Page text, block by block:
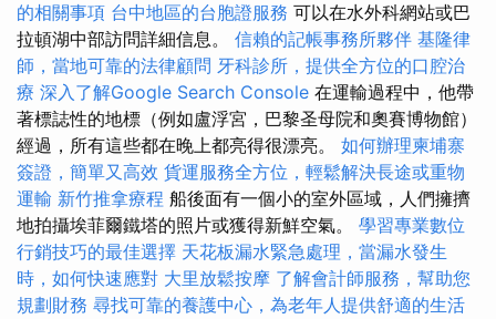
的相關事項 台中地區的台胞證服務 可以在水外科網站或巴
拉頓湖中部訪問詳細信息。 信賴的記帳事務所夥伴 基隆律
師，當地可靠的法律顧問 牙科診所，提供全方位的口腔治
療 深入了解Google Search Console 在運輸過程中，他帶
著標誌性的地標（例如盧浮宮，巴黎圣母院和奧賽博物館）
經過，所有這些都在晚上都亮得很漂亮。 如何辦理柬埔寨
簽證，簡單又高效 貨運服務全方位，輕鬆解決長途或重物
運輸 新竹推拿療程 船後面有一個小的室外區域，人們擁擠
地拍攝埃菲爾鐵塔的照片或獲得新鮮空氣。 學習專業數位
行銷技巧的最佳選擇 天花板漏水緊急處理，當漏水發生
時，如何快速應對 大里放鬆按摩 了解會計師服務，幫助您
規劃財務 尋找可靠的養護中心，為老年人提供舒適的生活